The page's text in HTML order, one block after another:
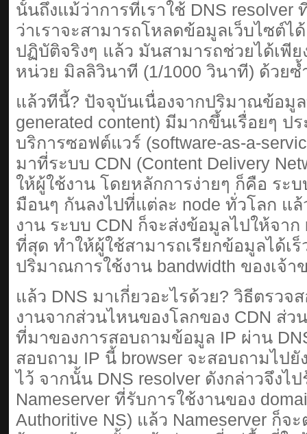
นั้นถึงแม้ว่าการที่เราใช้ DNS resolver
ว่าเราจะสามารถโหลดข้อมูลเว็บไซต์ไ
ปฏิบัติจริงๆ แล้ว มันสามารถช่วยได้เพี
หน่วย มิลลิวินาที (1/1000 วินาที) ด้วยซ้
แล้วทีนี้? ปัจจุบันเนื่องจากปริมาณข้อมู
generated content) มีมากขึ้นเรื่อยๆ ป
บริการซอฟต์แวร์ (software-as-a-
มาที่ระบบ CDN (Content Delivery
ให้ผู้ใช้งาน โดยหลักการง่ายๆ ก็คือ ระ
มือนๆ กันลงไปที่แต่ละ node ทั่วโลก แล้
งาน ระบบ CDN ก็จะส่งข้อมูลไปให้จาก
ที่สุด ทำให้ผู้ใช้สามารถเรียกข้อมูลได้เ
ปริมาณการใช้งาน bandwidth ของเจ้า
แล้ว DNS มาเกี่ยวอะไรด้วย? วิธีตรวจ
งานจากส่วนไหนของโลกของ CDN ส่
ที่มาของการสอบถามข้อมูล IP ผ่าน
สอบถาม IP นี้ browser จะสอบถามไปยั
ไว้ จากนั้น DNS resolver ดังกล่าวจึงไ
Nameserver ที่รับการใช้งานของ
Authoritive NS) แล้ว Nameserver ก็จ